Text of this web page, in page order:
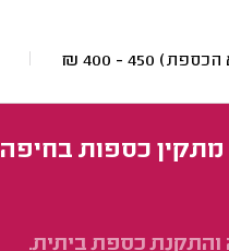
הכספת) 450 - 400
₪
כספות בחיפה
והתקנת כספת ביתית.